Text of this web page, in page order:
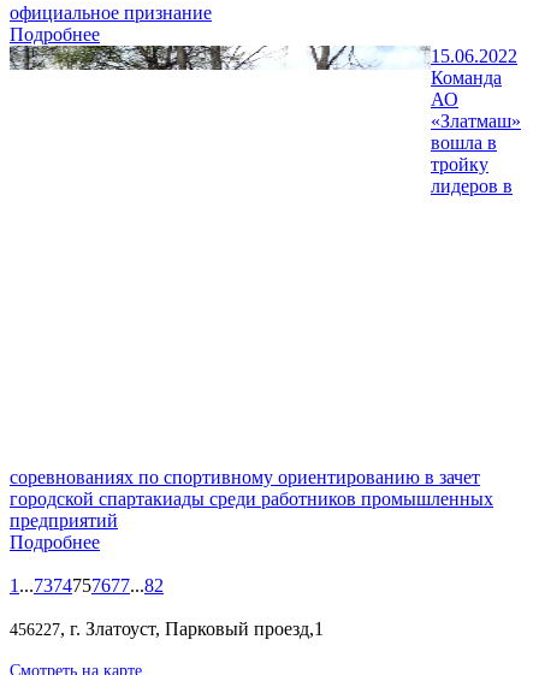
официальное признание
Подробнее
15.06.2022
Команда
АО
«Златмаш»
вошла в
тройку
лидеров в
соревнованиях по спортивному ориентированию в зачет
городской спартакиады среди работников промышленных
предприятий
Подробнее
1 ...7374757677...82
456227, г. Златоуст, Парковый проезд,1
Смотреть на карте